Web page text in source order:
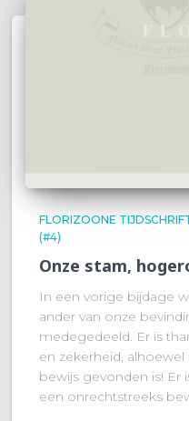
FLORIZOONE
(#4)
Onze stam,
In een vorige bijdage
ander van onze
medegedeeld. Er is
en zekerheid,
bewijs gevonden is! Er
een onrechtstreeks